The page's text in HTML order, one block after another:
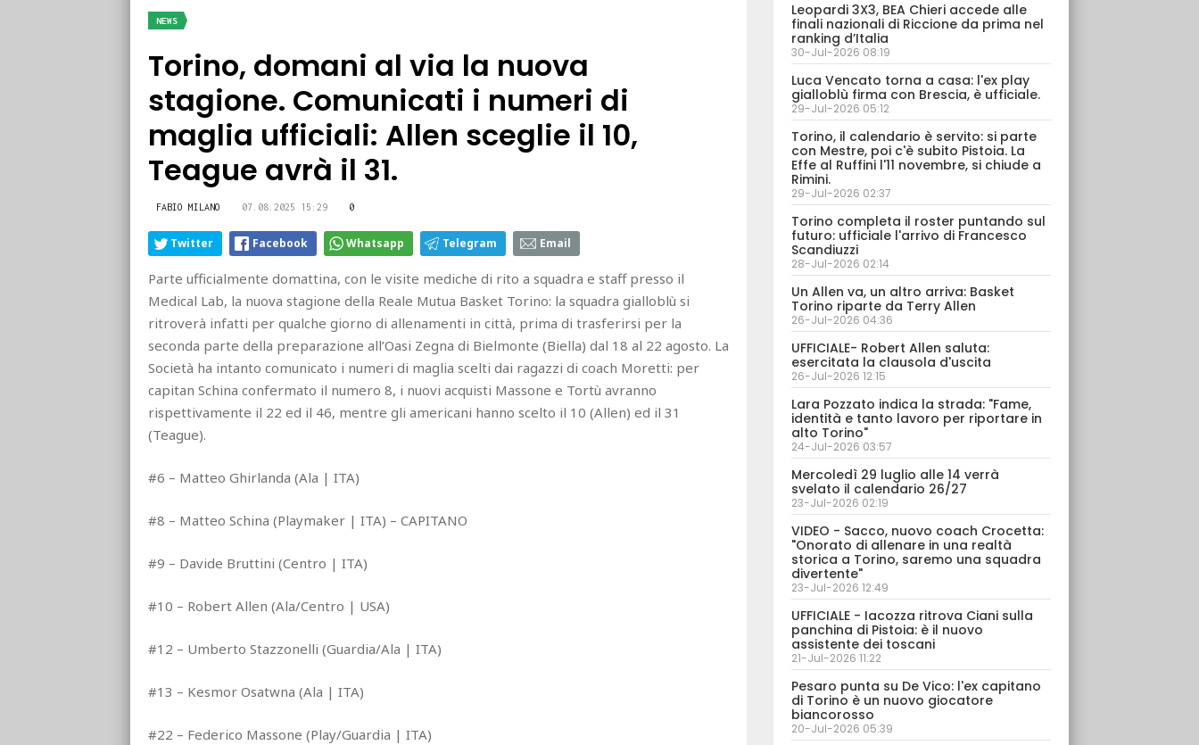
NEWS
Torino, domani al via la nuova
stagione. Comunicati i numeri di
maglia ufficiali: Allen sceglie il 10,
Teague avrà il 31.
FABIO MILANO 07.08.2025 15:29 0
Twitter Facebook Whatsapp Telegram Email
Parte ufficialmente domattina, con le visite mediche di rito a squadra e staff presso il
Medical Lab, la nuova stagione della Reale Mutua Basket Torino: la squadra gialloblù si
ritroverà infatti per qualche giorno di allenamenti in città, prima di trasferirsi per la
seconda parte della preparazione all’Oasi Zegna di Bielmonte (Biella) dal 18 al 22 agosto. La
Società ha intanto comunicato i numeri di maglia scelti dai ragazzi di coach Moretti: per
capitan Schina confermato il numero 8, i nuovi acquisti Massone e Tortù avranno
rispettivamente il 22 ed il 46, mentre gli americani hanno scelto il 10 (Allen) ed il 31
(Teague).
#6 – Matteo Ghirlanda (Ala | ITA)
#8 – Matteo Schina (Playmaker | ITA) – CAPITANO
#9 – Davide Bruttini (Centro | ITA)
#10 – Robert Allen (Ala/Centro | USA)
#12 – Umberto Stazzonelli (Guardia/Ala | ITA)
#13 – Kesmor Osatwna (Ala | ITA)
#22 – Federico Massone (Play/Guardia | ITA)
Leopardi 3X3, BEA Chieri accede alle
finali nazionali di Riccione da prima nel
ranking d’Italia
30-Jul-2026 08:19
Luca Vencato torna a casa: l'ex play
gialloblù firma con Brescia, è ufficiale.
29-Jul-2026 05:12
Torino, il calendario è servito: si parte
con Mestre, poi c'è subito Pistoia. La
Effe al Ruffini l'11 novembre, si chiude a
Rimini.
29-Jul-2026 02:37
Torino completa il roster puntando sul
futuro: ufficiale l'arrivo di Francesco
Scandiuzzi
28-Jul-2026 02:14
Un Allen va, un altro arriva: Basket
Torino riparte da Terry Allen
26-Jul-2026 04:36
UFFICIALE- Robert Allen saluta:
esercitata la clausola d'uscita
26-Jul-2026 12:15
Lara Pozzato indica la strada: "Fame,
identità e tanto lavoro per riportare in
alto Torino"
24-Jul-2026 03:57
Mercoledì 29 luglio alle 14 verrà
svelato il calendario 26/27
23-Jul-2026 02:19
VIDEO - Sacco, nuovo coach Crocetta:
"Onorato di allenare in una realtà
storica a Torino, saremo una squadra
divertente"
23-Jul-2026 12:49
UFFICIALE - Iacozza ritrova Ciani sulla
panchina di Pistoia: è il nuovo
assistente dei toscani
21-Jul-2026 11:22
Pesaro punta su De Vico: l'ex capitano
di Torino è un nuovo giocatore
biancorosso
20-Jul-2026 05:39